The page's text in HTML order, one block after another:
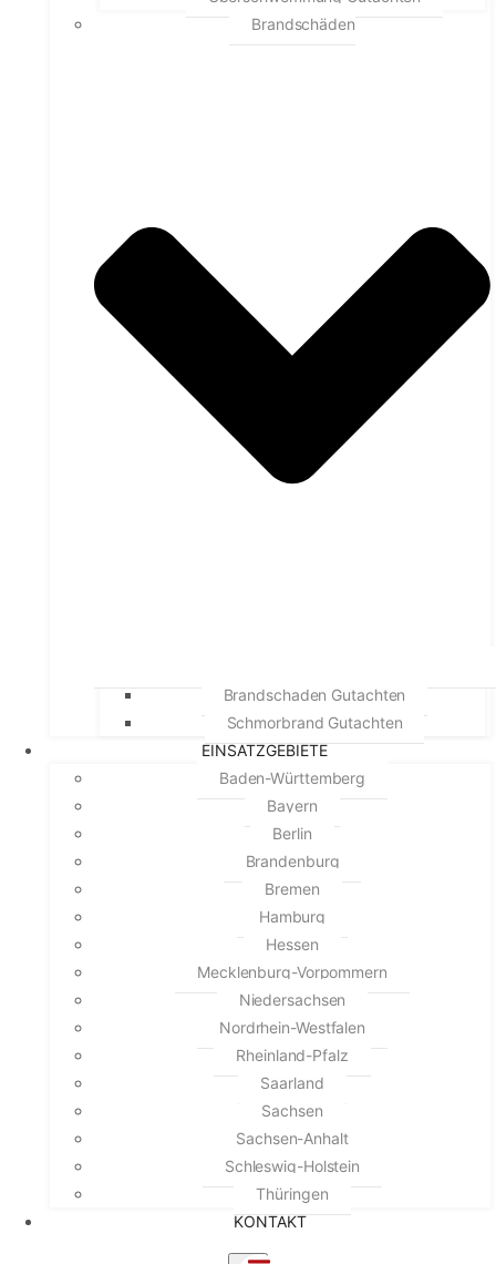
Brandschäden
Brandschaden Gutachten
Schmorbrand Gutachten
EINSATZGEBIETE
Baden-Württemberg
Bayern
Berlin
Brandenburg
Bremen
Hamburg
Hessen
Mecklenburg-Vorpommern
Niedersachsen
Nordrhein-Westfalen
Rheinland-Pfalz
Saarland
Sachsen
Sachsen-Anhalt
Schleswig-Holstein
Thüringen
KONTAKT